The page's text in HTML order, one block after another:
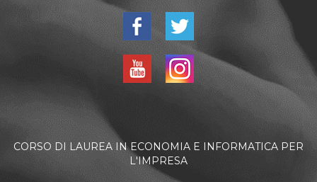
CORSO DI LAUREA IN ECONOMIA E INFORMATICA PER
L'IMPRESA